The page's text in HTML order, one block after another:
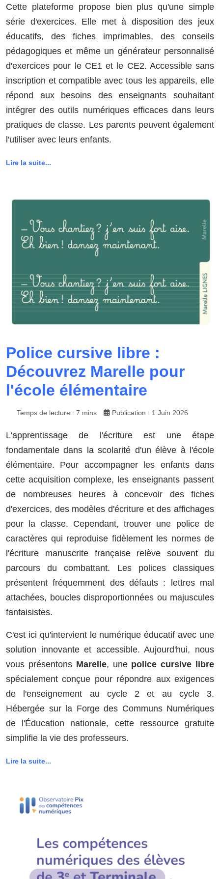
Cette plateforme propose bien plus qu'une simple
série d'exercices. Elle met à disposition des jeux
éducatifs, des fiches imprimables, des conseils
pédagogiques et même un générateur personnalisé
d'exercices pour le CE1 et le CE2. Accessible sans
inscription et compatible avec tous les appareils, elle
répond aux besoins des enseignants souhaitant
intégrer des outils numériques efficaces dans leurs
pratiques de classe. Les parents peuvent également
l'utiliser avec leurs enfants.
Lire la suite...
Police cursive libre :
Découvrez Marelle pour
l'école élémentaire
Temps de lecture : 7 mins Publication : 1 Juin 2026
L'apprentissage de l'écriture est une étape
fondamentale dans la scolarité d'un élève à l'école
élémentaire. Pour accompagner les enfants dans
cette acquisition complexe, les enseignants passent
de nombreuses heures à concevoir des fiches
d'exercices, des modèles d'écriture et des affichages
pour la classe. Cependant, trouver une police de
caractères qui reproduise fidèlement les normes de
l'écriture manuscrite française relève souvent du
parcours du combattant. Les polices classiques
présentent fréquemment des défauts : lettres mal
attachées, boucles disproportionnées ou majuscules
fantaisistes.
C'est ici qu'intervient le numérique éducatif avec une
solution innovante et accessible. Aujourd'hui, nous
vous présentons Marelle, une police cursive libre
spécialement conçue pour répondre aux exigences
de l'enseignement au cycle 2 et au cycle 3.
Hébergée sur la Forge des Communs Numériques
de l'Éducation nationale, cette ressource gratuite
simplifie la vie des professeurs.
Lire la suite...